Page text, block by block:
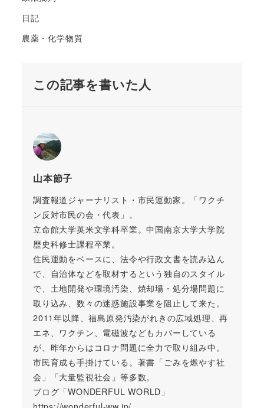
日記
農薬・化学物質
この記事を書いた人
山本節子
調査報道ジャーナリスト・市民運動家。「ワクチ
ン反対市民の会・代表」。
立命館大学英米文学科卒業。中国南京大学大学院
歴史科修士課程卒業。
住民運動をベースに、法令や行政文書を読み込ん
で、自治体などを取材するという独自のスタイル
で、土地開発や環境汚染、焼却場・処分場問題に
取り込み、数々の迷惑施設事業を阻止して来た。
2011年以降、福島原発汚染がれきの広域処理、再
エネ、ワクチン、電磁波などもカバーしている
が、昨年からはコロナ問題に全力で取り組み中。
市民育成も手掛けている。著書「ごみを燃やす社
会」「大量監視社会」等多数。
ブログ「WONDERFUL WORLD」